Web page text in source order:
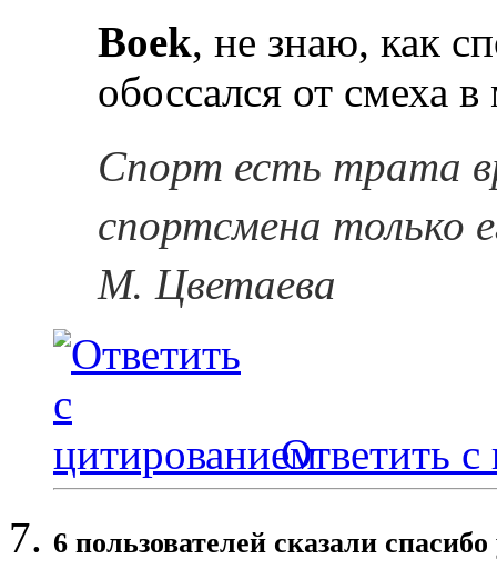
Boek, не знаю, как
обоссался от смеха
Спорт есть трата
спортсмена только
М. Цветаева
Ответить с
6 пользователей сказали